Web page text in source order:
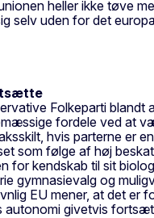
heller ikke tøve
selv uden for det
Folkeparti
fordele ved at
hvis parterne er
som følge af høj
kendskab til sit
gymnasievalg og
EU mener, at det er
autonomi givetvis